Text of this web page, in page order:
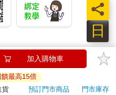
如接獲電話要求您前往
以免受騙上當！
加入購物車
最高15倍
貨 預訂門市商品
門市庫存
日
員